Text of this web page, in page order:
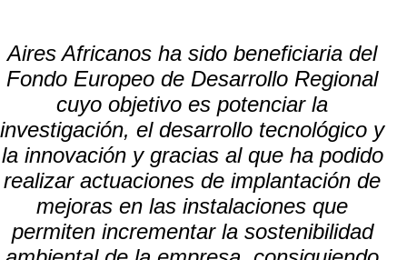
Aires Africanos ha sido beneficiaria del
Fondo Europeo de Desarrollo Regional
cuyo objetivo es potenciar la
investigación, el desarrollo tecnológico y
la innovación y gracias al que ha podido
realizar actuaciones de implantación de
mejoras en las instalaciones que
permiten incrementar la sostenibilidad